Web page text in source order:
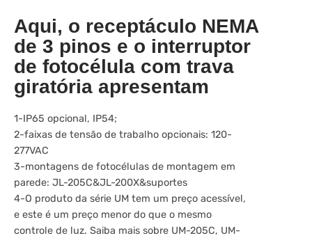
Aqui, o receptáculo NEMA
de 3 pinos e o interruptor
de fotocélula com trava
giratória apresentam
1-IP65 opcional, IP54;
2-faixas de tensão de trabalho opcionais: 120-
277VAC
3-montagens de fotocélulas de montagem em
parede: JL-205C&JL-200X&suportes
4-O produto da série UM tem um preço acessível,
e este é um preço menor do que o mesmo
controle de luz. Saiba mais sobre UM-205C, UM-